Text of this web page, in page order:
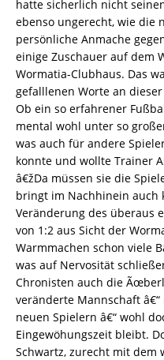
hatte sicherlich nicht
ebenso ungerecht, wie die
persönliche Anmache
einige Zuschauer auf dem
Wormatia-Clubhaus. Das
gefalllenen Worte an
Ob ein so erfahrener
mental wohl unter so
was auch für andere
konnte und wollte Trainer
â€žDa müssen sie die
bringt im Nachhinein auch
Veränderung des überaus
von 1:2 aus Sicht der
Warmmachen schon viele
was auf Nervosität
Chronisten auch die
veränderte Mannschaft
neuen Spielern â€“ wohl
Eingewöhungszeit bleibt.
Schwartz, zurecht mit dem